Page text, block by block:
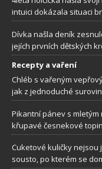
intuici dokázala situaci
Dívka našla deník
jejích prvních dětských
Recepty a vaření
Chléb s vařeným
jak z jednoduché
Pikantní pánev s
křupavé česnekové
Cuketové kuličky
sousto, po kterém se